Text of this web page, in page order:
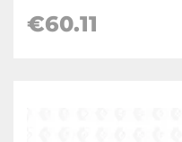
€60.11